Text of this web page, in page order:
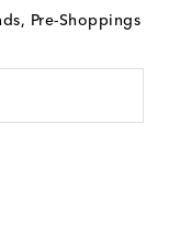
Pre-Shoppings